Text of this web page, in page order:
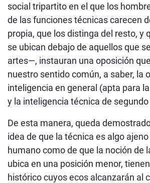
social tripartito en el que los
de las funciones técnicas carecen
propia, que los distinga del resto, y
se ubican debajo de aquellos que
artes—, instauran una oposición
nuestro sentido común, a saber, la
inteligencia en general (apta para
y la inteligencia técnica de
De esta manera, queda
idea de que la técnica es algo
humano como de que la noción de
ubica en una posición menor,
histórico cuyos ecos alcanzarán al